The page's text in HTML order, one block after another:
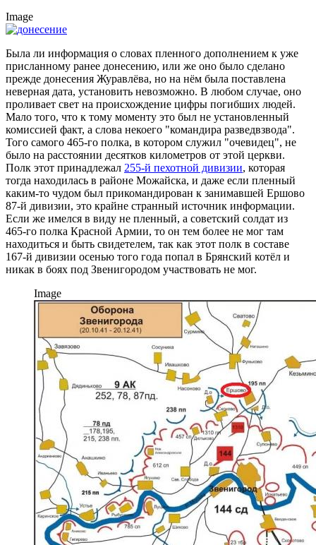
Image
Была ли информация о словах пленного дополнением к уже
присланному ранее донесению, или же оно было сделано
прежде донесения Журавлёва, но на нём была поставлена
неверная дата, установить невозможно. В любом случае, оно
проливает свет на происхождение цифры погибших людей.
Мало того, что к тому моменту это был не установленный
комиссией факт, а слова некоего "командира разведвзвода".
Того самого 465-го полка, в котором служил "очевидец", не
было на расстоянии десятков километров от этой церкви.
Полк этот принадлежал 255-й пехотной дивизии, которая
тогда находилась в районе Можайска, и даже если пленный
каким-то чудом был прикомандирован к занимавшей Ершово
87-й дивизии, это крайне странный источник информации.
Если же имелся в виду не пленный, а советский солдат из
465-го полка Красной Армии, то он тем более не мог там
находиться и быть свидетелем, так как этот полк в составе
167-й дивизии осенью того года попал в Брянский котёл и
никак в боях под Звенигородом участвовать не мог.
Image